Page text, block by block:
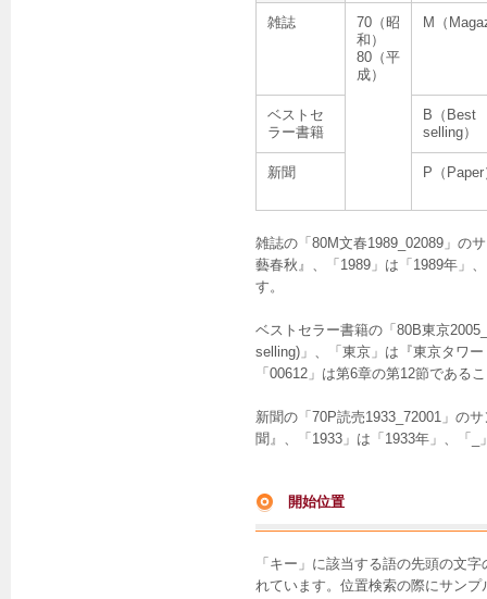
雑誌
70（昭
和）
80（平
成）
M（
ベストセ
ラー書籍
B（Best
selling）
新聞 P（Paper
雑誌の「80M文春1989_02089」の
藝春秋』、「1989」は「1989年」
す。
ベストセラー書籍の「80B東京
selling)」、「東京」は『東京タワ
「00612」は第6章の第12節である
新聞の「70P読売1933_72001」の
聞』、「1933」は「1933年」、「
開始位置
「キー」に該当する語の先頭の文
れています。位置検索の際にサン